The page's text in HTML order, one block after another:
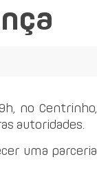
no Centrinho,
autoridades.
uma parceria